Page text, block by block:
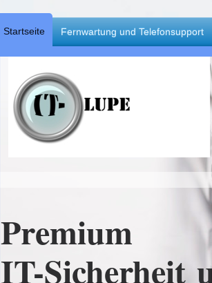
Startseite Fernwartung und Telefonsupport
Premium
IT-Sicherheit